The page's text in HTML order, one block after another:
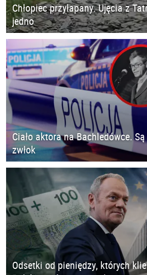
Chłopiec przyłapany. Ujęcia z
jedno
Ciało aktora na Bachledówce.
zwłok
Odsetki od pieniędzy, których